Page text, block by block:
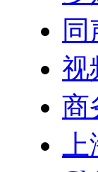
视
商